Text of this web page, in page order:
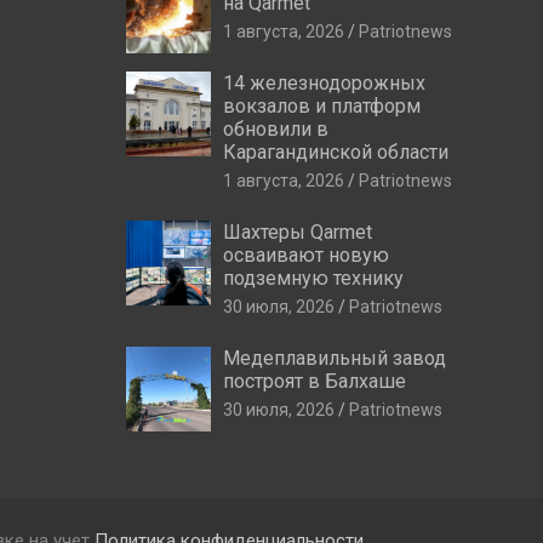
1 августа, 2026 Patriotnews
14 железнодорожных
вокзалов и платформ
обновили в
Карагандинской области
1 августа, 2026 Patriotnews
Шахтеры Qarmet
осваивают новую
подземную технику
30 июля, 2026 Patriotnews
Медеплавильный завод
построят в Балхаше
30 июля, 2026 Patriotnews